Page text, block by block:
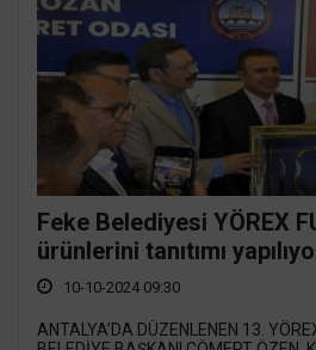
Feke Belediyesi YÖREX
ürünlerini tanıtımı
10-10-2024 09:30
ANTALYA’DA DÜZENLENEN 13.